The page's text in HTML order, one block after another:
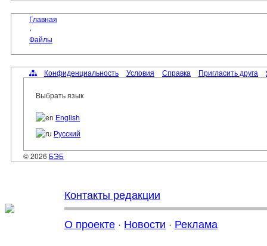
Главная
›
Файлы
Конфиденциальность Условия Справка Пригласить друга
Выбрать язык
English
Русский
© 2026 БЭБ
Контакты редакции
О проекте · Новости · Реклама